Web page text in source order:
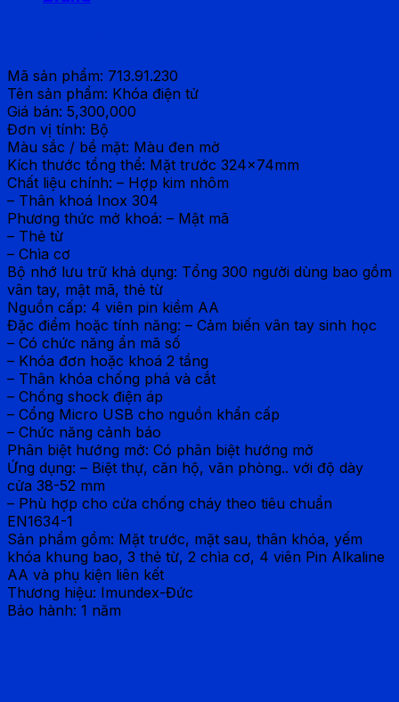
Mã sản phẩm: 713.91.230
Tên sản phẩm: Khóa điện tử
Giá bán: 5,300,000
Đơn vị tính: Bộ
Màu sắc / bề mặt: Màu đen mờ
Kích thước tổng thể: Mặt trước 324x74mm
Chất liệu chính: – Hợp kim nhôm
– Thân khoá Inox 304
Phương thức mở khoá: – Mật mã
– Thẻ từ
– Chìa cơ
Bộ nhớ lưu trữ khả dụng: Tổng 300 người dùng bao gồm
vân tay, mật mã, thẻ từ
Nguồn cấp: 4 viên pin kiềm AA
Đặc điểm hoặc tính năng: – Cảm biến vân tay sinh học
– Có chức năng ẩn mã số
– Khóa đơn hoặc khoá 2 tầng
– Thân khóa chống phá và cắt
– Chống shock điện áp
– Cổng Micro USB cho nguồn khẩn cấp
– Chức năng cảnh báo
Phân biệt hướng mở: Có phân biệt hướng mở
Ứng dụng: – Biệt thự, căn hộ, văn phòng.. với độ dày
cửa 38-52 mm
– Phù hợp cho cửa chống cháy theo tiêu chuẩn
EN1634-1
Sản phẩm gồm: Mặt trước, mặt sau, thân khóa, yếm
khóa khung bao, 3 thẻ từ, 2 chìa cơ, 4 viên Pin Alkaline
AA và phụ kiện liên kết
Thương hiệu: Imundex-Đức
Bảo hành: 1 năm